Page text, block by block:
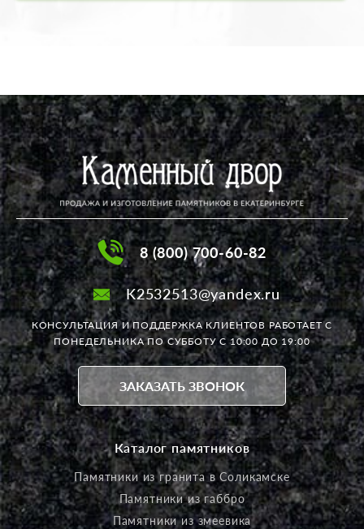
8 (800) 700-60-82
K2532513@yandex.ru
КОНСУЛЬТАЦИЯ И ПОДДЕРЖКА КЛИЕНТОВ РАБОТАЕТС
ПОНЕДЕЛЬНИКА ПО СУББОТУ С 10:00 ДО 19:00
ЗАКАЗАТЬ ЗВОНОК
Каталог памятников
Памятники из гранита в Соликамске
Памятники из габбро
Памятники из змеевика